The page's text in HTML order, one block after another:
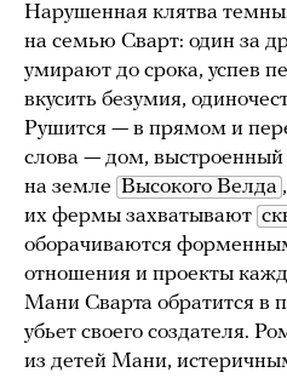
Нарушенная клятва
на семью Сварт: один за
умирают до срока, успев
вкусить безумия,
Рушится — в прямом и
слова — дом,
на земле Высокого Велда
их фермы захватывают
оборачиваются
отношения и проекты
Мани Сварта обратится в
убьет своего создателя.
из детей Мани,